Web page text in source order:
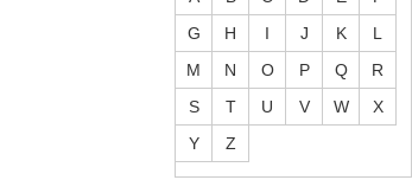
G
H I J K
L
M
N O P Q
R
S
T U V W
X
Y
Z